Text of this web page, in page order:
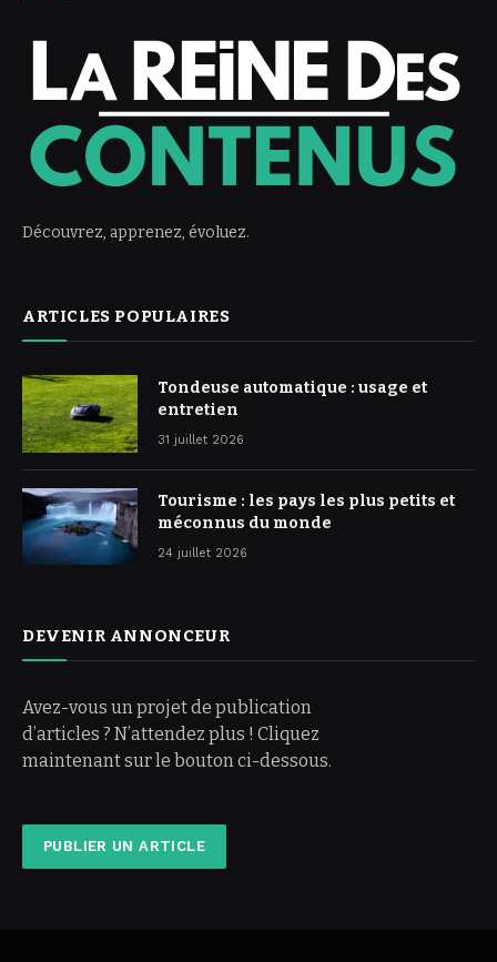
Découvrez, apprenez, évoluez.
ARTICLES POPULAIRES
Tondeuse automatique : usage et
entretien
31 juillet 2026
Tourisme : les pays les plus petits et
méconnus du monde
24 juillet 2026
DEVENIR ANNONCEUR
Avez-vous un projet de publication
d’articles ? N’attendez plus ! Cliquez
maintenant sur le bouton ci-dessous.
PUBLIER UN ARTICLE